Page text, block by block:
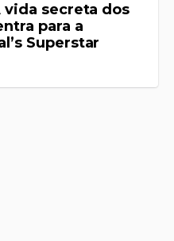
vida secreta dos
para a
Superstar